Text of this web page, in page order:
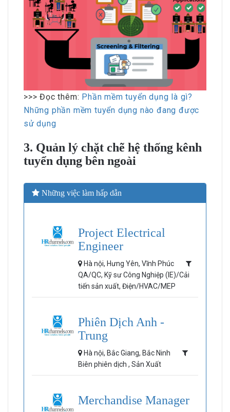
>>> Đọc thêm: Phần mềm tuyển dụng là gì?
Những phần mềm tuyển dụng nào đang được
sử dụng
3. Quản lý chặt chẽ hệ thống kênh
tuyển dụng bên ngoài
Những việc làm hấp dẫn
Project Electrical
Engineer
Hà nội, Hưng Yên, Vĩnh Phúc
QA/QC, Kỹ sư Công Nghiệp (IE)/Cải
tiến sản xuất, Điện/HVAC/MEP
Phiên Dịch Anh -
Trung
Hà nội, Bắc Giang, Bắc Ninh
Biên phiên dịch , Sản Xuất
Merchandise Manager